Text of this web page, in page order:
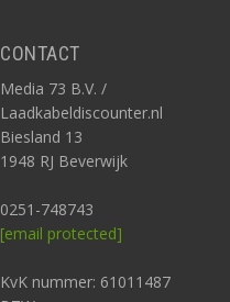
CONTACT
Media 73 B.V. /
Laadkabeldiscounter.nl
Biesland 13
1948 RJ Beverwijk
0251-748743
[email protected]
KvK nummer: 61011487